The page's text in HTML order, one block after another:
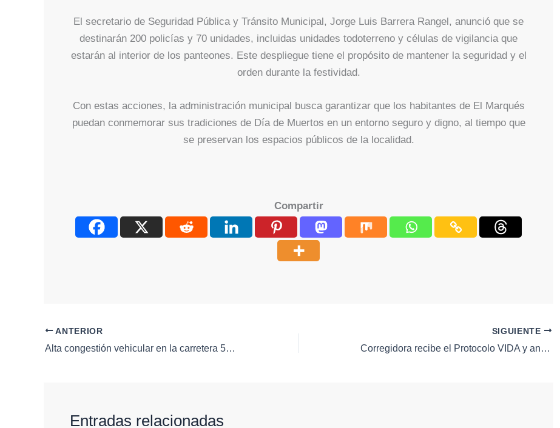
El secretario de Seguridad Pública y Tránsito Municipal, Jorge Luis Barrera Rangel, anunció que se
destinarán 200 policías y 70 unidades, incluidas unidades todoterreno y células de vigilancia que
estarán al interior de los panteones. Este despliegue tiene el propósito de mantener la seguridad y el
orden durante la festividad.
Con estas acciones, la administración municipal busca garantizar que los habitantes de El Marqués
puedan conmemorar sus tradiciones de Día de Muertos en un entorno seguro y digno, al tiempo que
se preservan los espacios públicos de la localidad.
Compartir
ANTERIOR
Alta congestión vehicular en la carretera 57 a la altura de la colonia Cimatario
SIGUIENTE
Corregidora recibe el Protocolo VIDA y anuncia obras estratégicas para mejorar la seguridad vial en 2025
Entradas relacionadas